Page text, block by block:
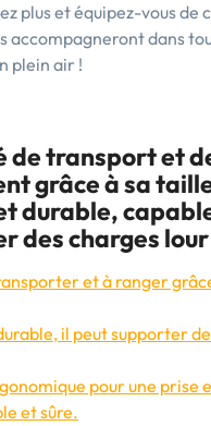
plus et équipez-vous de
accompagneront dans
plein air !
de transport et
grâce à sa
durable,
des charges lour
et à ranger
il peut supporter
pour une prise
et sûre.